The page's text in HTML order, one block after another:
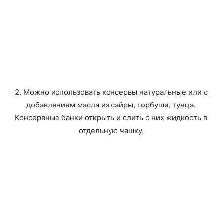
2. Можно использовать консервы натуральные или с
добавлением масла из сайры, горбуши, тунца.
Консервные банки открыть и слить с них жидкость в
отдельную чашку.